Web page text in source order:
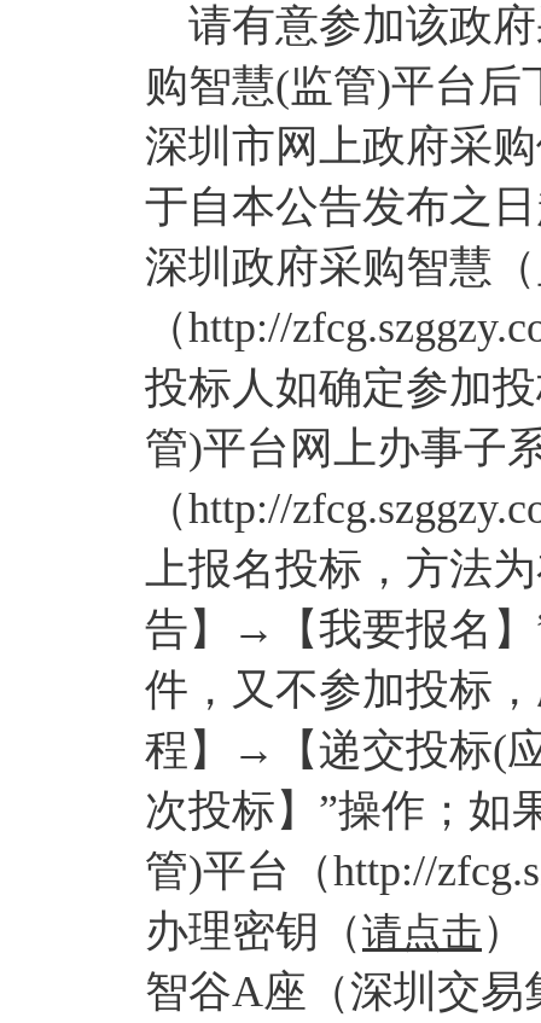
请有意参加该政府
购智慧(监管)平台
深圳市网上政府采
于自本公告发布之
深圳政府采购智慧
（http://
投标人如确定参加
管)平台网上办事子
（http://
上报名投标，方法
告】→【我要报名】
件，又不参加投标
程】→【递交投标(
次投标】”操作；如
管)平台（http://
办理密钥（请点击）
智谷A座（深圳交易